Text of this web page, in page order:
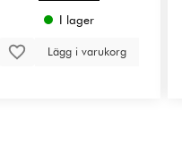
I lager
Lägg i varukorg